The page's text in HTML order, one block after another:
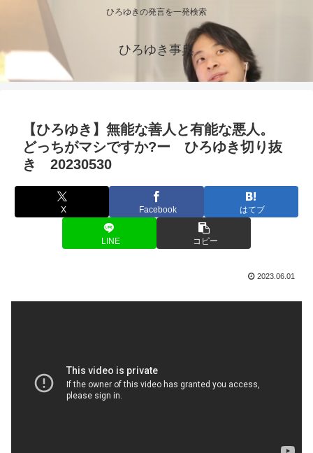
ひろゆきの発言を一発検索
ひろゆき事典
【ひろゆき】無能な善人と有能な悪人。
どっちがマシですか?ー ひろゆき切り抜
き 20230530
X Facebook はてブ
LINE コピー
2023.06.01